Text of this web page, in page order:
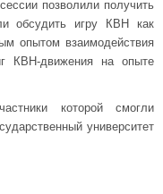
позволили получить
обсудить игру КВН как
опытом взаимодействия
КВН-движения на опыте
которой смогли
университет